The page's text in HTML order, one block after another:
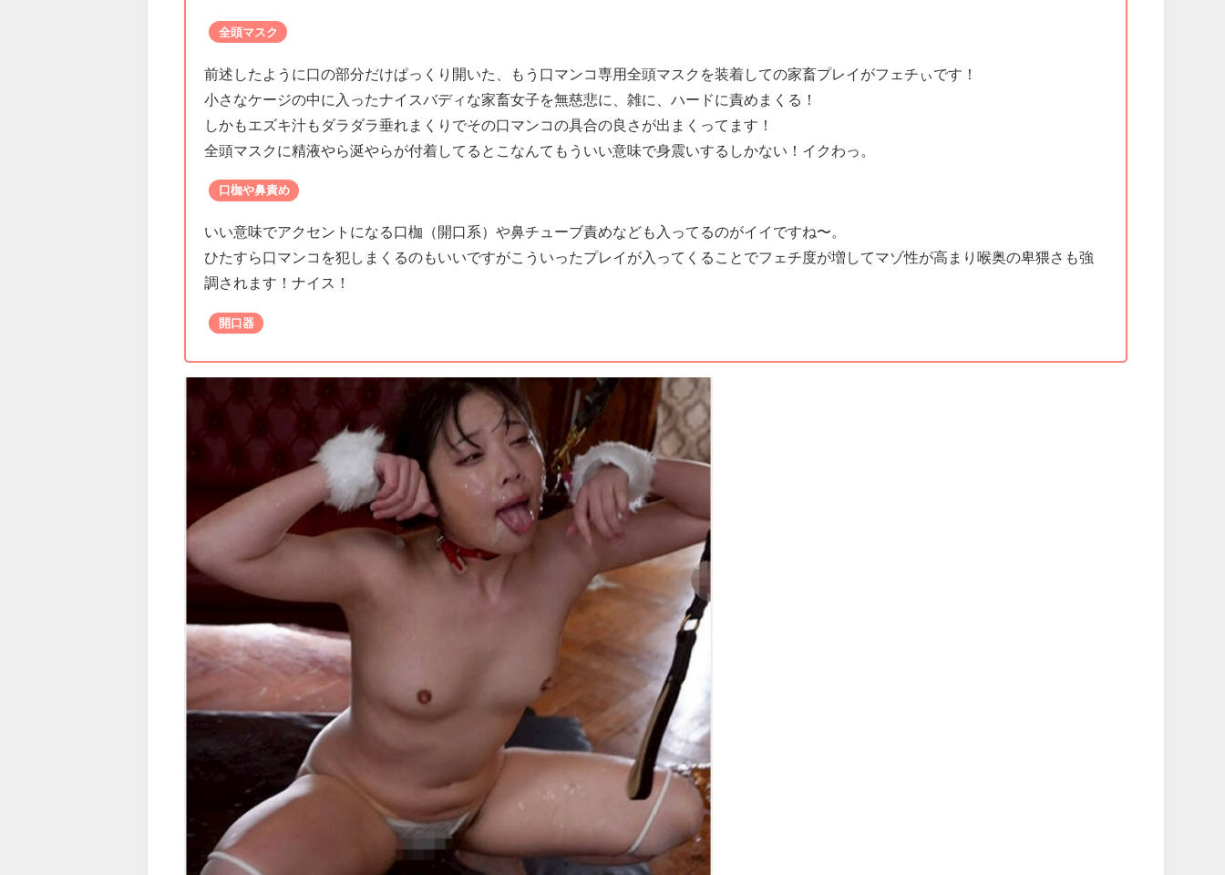
全頭マスク
前述したように口の部分だけぱっくり開いた、もう口マンコ専用全頭マスクを装着しての家畜プレイがフェチぃです！
小さなケージの中に入ったナイスバディな家畜女子を無慈悲に、雑に、ハードに責めまくる！
しかもエズキ汁もダラダラ垂れまくりでその口マンコの具合の良さが出まくってます！
全頭マスクに精液やら涎やらが付着してるとこなんてもういい意味で身震いするしかない！イクわっ。
口枷や鼻責め
いい意味でアクセントになる口枷（開口系）や鼻チューブ責めなども入ってるのがイイですね〜。
ひたすら口マンコを犯しまくるのもいいですがこういったプレイが入ってくることでフェチ度が増してマゾ性が高まり喉奥の卑猥さも強
調されます！ナイス！
開口器